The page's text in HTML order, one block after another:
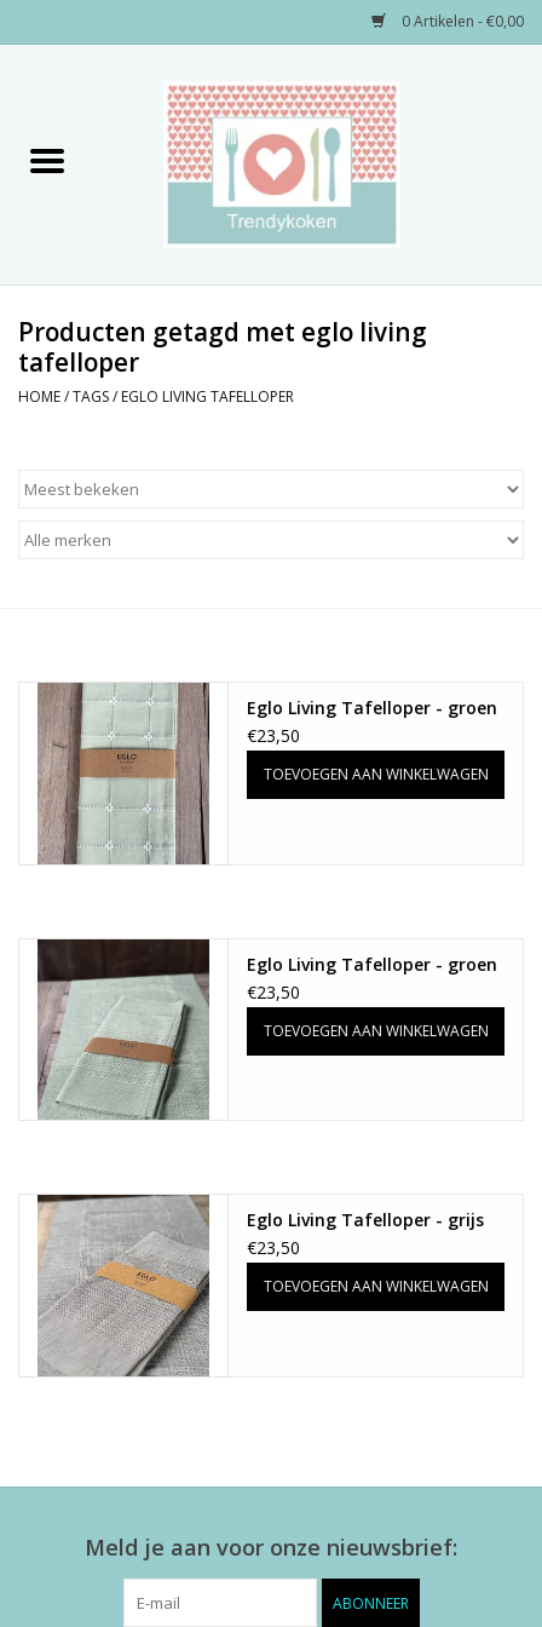
0 Artikelen - €0,00
Decoratie
Keukengerei
Sale!
Kleuren
Producten getagd met eglo living
tafelloper
HOME/TAGS/ EGLO LIVING TAFELLOPER
Eglo Living Tafelloper - groen
€23,50
TOEVOEGEN AAN WINKELWAGEN
Eglo Living Tafelloper - groen
€23,50
TOEVOEGEN AAN WINKELWAGEN
Eglo Living Tafelloper - grijs
€23,50
TOEVOEGEN AAN WINKELWAGEN
Meld je aan voor onze nieuwsbrief:
ABONNEER